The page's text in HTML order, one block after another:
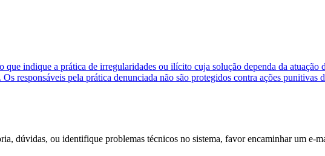
indique a prática de irregularidades ou ilícito cuja solução dependa da atuação
responsáveis pela prática denunciada não são protegidos contra ações punitivas
dúvidas, ou identifique problemas técnicos no sistema, favor encaminhar um e-